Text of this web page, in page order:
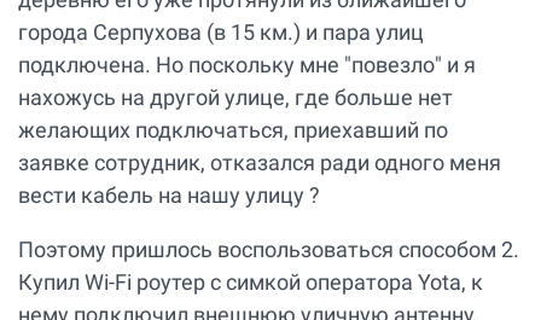
города Серпухова (в 15 км.) и пара улиц
подключена. Но поскольку мне "повезло" и я
нахожусь на другой улице, где больше нет
желающих подключаться, приехавший по
заявке сотрудник, отказался ради одного меня
вести кабель на нашу улицу ?
Поэтому пришлось воспользоваться способом 2.
Купил Wi-Fi роутер с симкой оператора Yota, к
нему подключил внешнюю уличную антенну.